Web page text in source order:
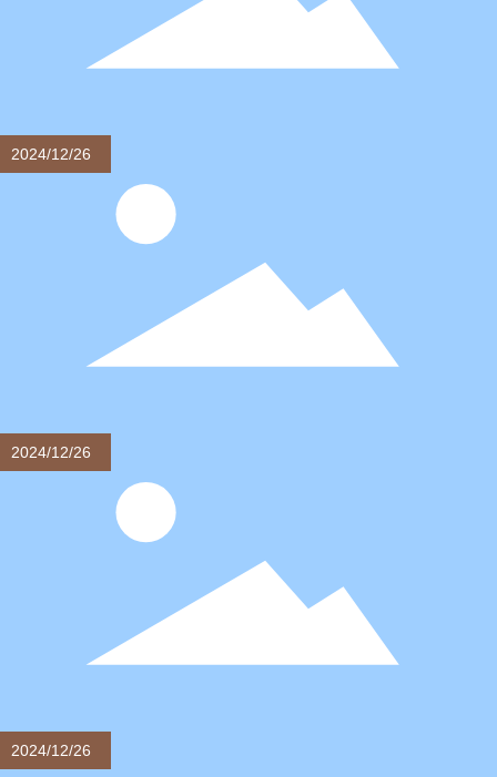
ァブリック間の価格差も大きく、個人的な状況に応じて
選択する必要があります。
マットレスプロテクターの役割とショッピングガ
マットレスは、多くの場合、家庭用品を使用し、必然的
にほこり、スカム、液体や他の汚れの攻撃の様々な対象
となり、時間が細菌を繁殖させ、効果の使用に影響を与
2024/12/26
ソファクッションの配置ガイド：数量とサイズ
まず、ソファの大きさに合わせてクッションの数とサイ
ズを選びます。一般的に、小型のソファなら2～3個、中
型のソファなら3～4個、大型のソファなら4～5個が適し
ていると言われています。
2024/12/26
2024/12/26